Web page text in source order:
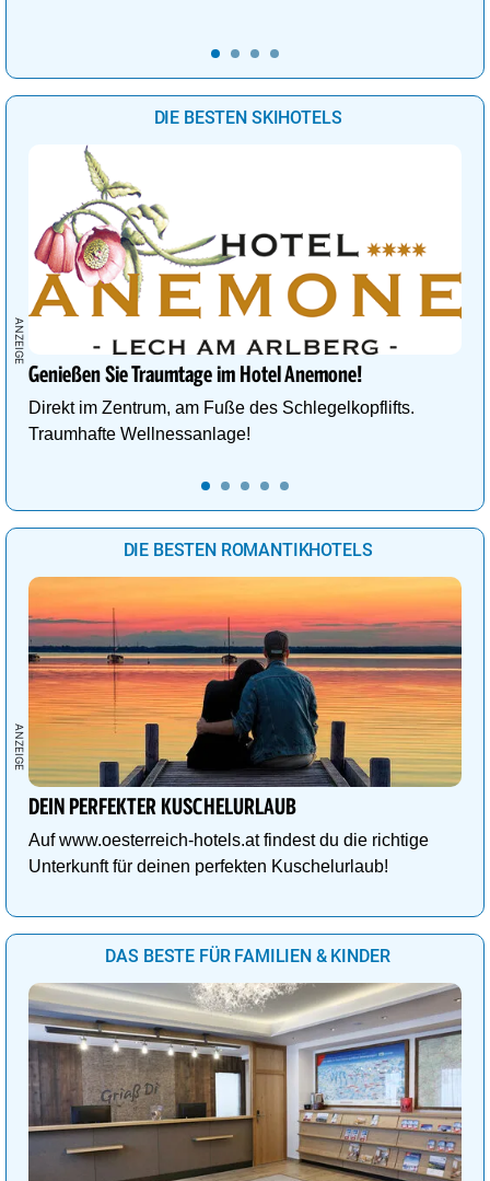
DIE BESTEN SKIHOTELS
Genießen Sie Traumtage im Hotel Anemone!
Direkt im Zentrum, am Fuße des Schlegelkopflifts.
Traumhafte Wellnessanlage!
DIE BESTEN ROMANTIKHOTELS
DEIN PERFEKTER KUSCHELURLAUB
Auf www.oesterreich-hotels.at findest du die richtige
Unterkunft für deinen perfekten Kuschelurlaub!
DAS BESTE FÜR FAMILIEN & KINDER